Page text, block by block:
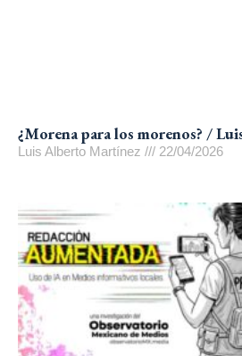
¿Morena para los morenos? /
Luis Alberto Martínez 22/04/2026